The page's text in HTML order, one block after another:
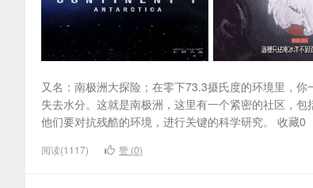
又名：南极洲大探险；在零下73.3摄氏度的环境里，
失去水分。这就是南极洲，这里有一个紧密的社区，
他们要对抗残酷的环境，进行关键的科学研究。 收藏0
阅读(1117) 赞 (0)